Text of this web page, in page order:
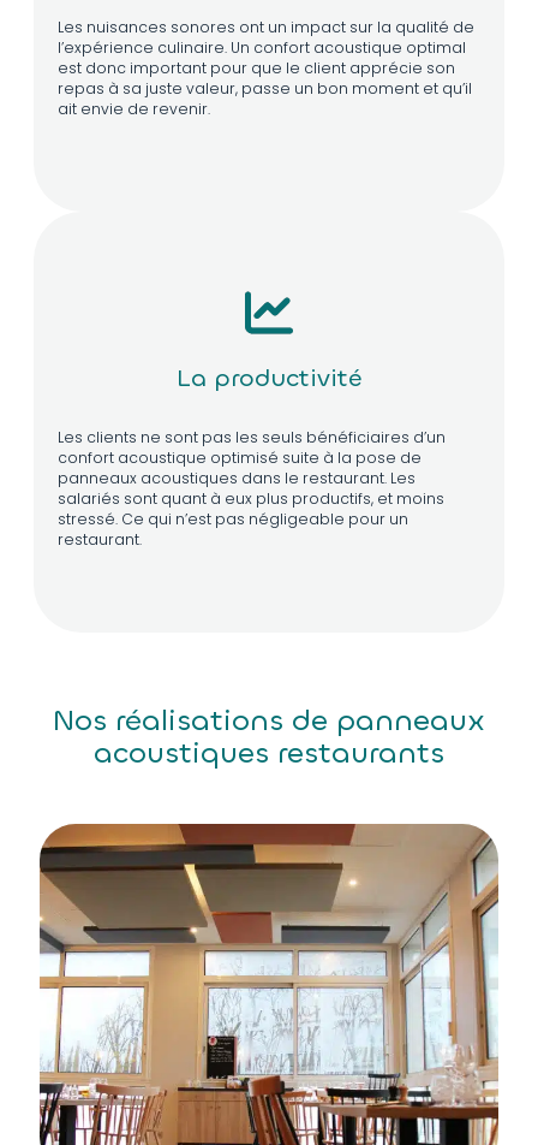
Les nuisances sonores ont un impact sur la qualité de
l’expérience culinaire. Un confort acoustique optimal
est donc important pour que le client apprécie son
repas à sa juste valeur, passe un bon moment et qu’il
ait envie de revenir.
La productivité
Les clients ne sont pas les seuls bénéficiaires d’un
confort acoustique optimisé suite à la pose de
panneaux acoustiques dans le restaurant. Les
salariés sont quant à eux plus productifs, et moins
stressé. Ce qui n’est pas négligeable pour un
restaurant.
Nos réalisations de panneaux
acoustiques restaurants